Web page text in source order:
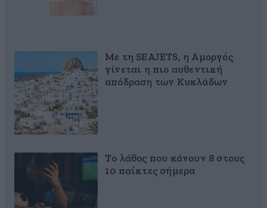
Με τη SEAJETS, η Αμοργός
γίνεται η πιο αυθεντική
απόδραση των Κυκλάδων
Το λάθος που κάνουν 8 στους
10 παίκτες σήμερα